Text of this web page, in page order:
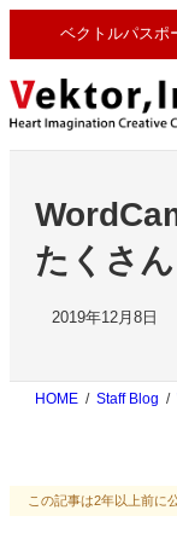
を
ス
キ
ッ
ベクトルパスポ
たくさん
2019年12月8日
HOME Staff Blog
この記事は2年以上前に